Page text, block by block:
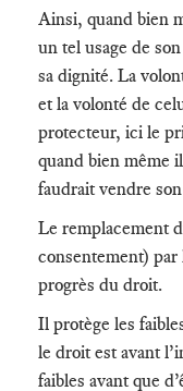
Ainsi, quand bien
un tel usage de
sa dignité. La
et la volonté de
protecteur, ici le
quand bien même
faudrait vendre
Le remplacement
consentement)
progrès du droit.
Il protège les
le droit est avant
faibles avant que